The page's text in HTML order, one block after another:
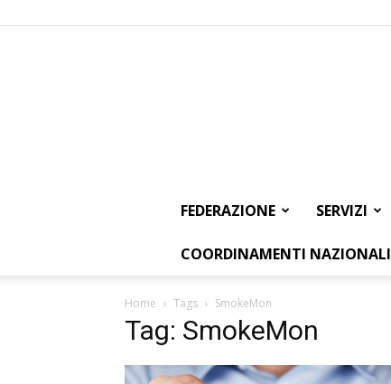
FEDERAZIONE SERVIZI
COORDINAMENTI NAZIONALI
Home Tags SmokeMon
Tag: SmokeMon